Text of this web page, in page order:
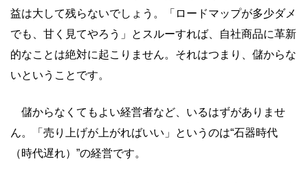
益は大して残らないでしょう。「ロードマップが多少ダメ
でも、甘く見てやろう」とスルーすれば、自社商品に革新
的なことは絶対に起こりません。それはつまり、儲からな
いということです。
儲からなくてもよい経営者など、いるはずがありませ
ん。「売り上げが上がればいい」というのは“石器時代
（時代遅れ）”の経営です。